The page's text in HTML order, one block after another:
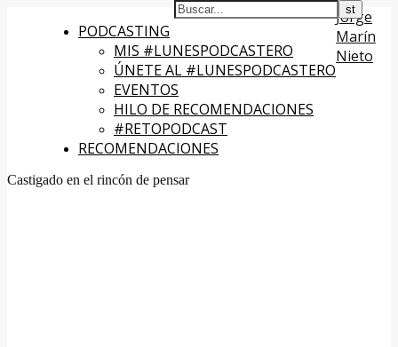
PODCASTING
MIS #LUNESPODCASTERO
ÚNETE AL #LUNESPODCASTERO
EVENTOS
HILO DE RECOMENDACIONES
#RETOPODCAST
RECOMENDACIONES
Jorge
Marín
Nieto
Castigado en el rincón de pensar